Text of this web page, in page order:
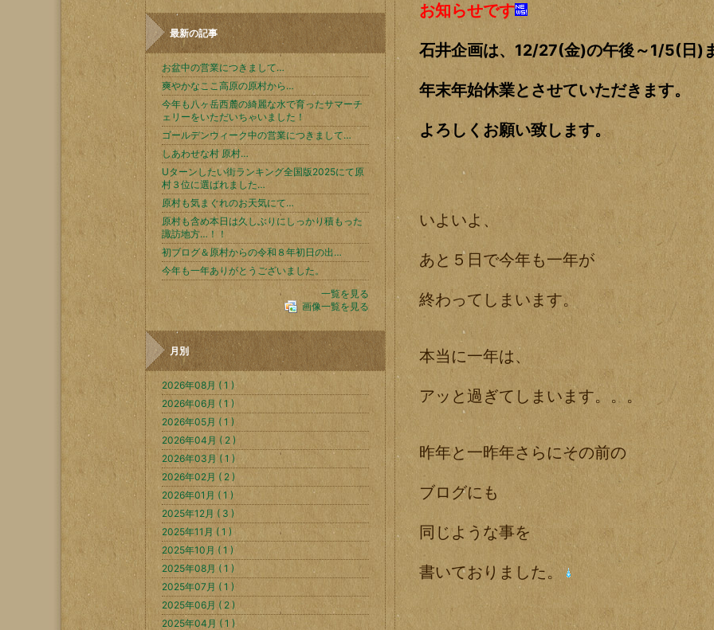
お知らせです
石井企画は、12/27(金)の午後～1/5(日)
年末年始休業とさせていただきます。
よろしくお願い致します。
いよいよ、
あと５日で今年も一年が
終わってしまいます。
本当に一年は、
アッと過ぎてしまいます。。。
昨年と一昨年さらにその前の
ブログにも
同じような事を
書いておりました。
最新の記事
お盆中の営業につきまして…
爽やかなここ高原の原村から…
今年も八ヶ岳西麓の綺麗な水で育ったサマーチ
ェリーをいただいちゃいました！
ゴールデンウィーク中の営業につきまして…
しあわせな村 原村…
Uターンしたい街ランキング全国版2025にて原
村３位に選ばれました…
原村も気まぐれのお天気にて…
原村も含め本日は久しぶりにしっかり積もった
諏訪地方…！！
初ブログ＆原村からの令和８年初日の出…
今年も一年ありがとうございました。
一覧を見る
画像一覧を見る
月別
2026年08月 ( 1 )
2026年06月 ( 1 )
2026年05月 ( 1 )
2026年04月 ( 2 )
2026年03月 ( 1 )
2026年02月 ( 2 )
2026年01月 ( 1 )
2025年12月 ( 3 )
2025年11月 ( 1 )
2025年10月 ( 1 )
2025年08月 ( 1 )
2025年07月 ( 1 )
2025年06月 ( 2 )
2025年04月 ( 1 )